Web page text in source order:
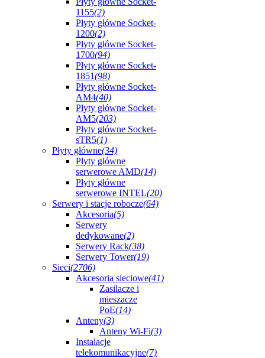
1155(2)
Płyty główne Socket-
1200(2)
Płyty główne Socket-
1700(94)
Płyty główne Socket-
1851(98)
Płyty główne Socket-
AM4(40)
Płyty główne Socket-
AM5(203)
Płyty główne Socket-
sTR5(1)
Płyty główne(34)
Płyty główne
serwerowe AMD(14)
Płyty główne
serwerowe INTEL(20)
Serwery i stacje robocze(64)
Akcesoria(5)
Serwery
dedykowane(2)
Serwery Rack(38)
Serwery Tower(19)
Sieci(2706)
Akcesoria sieciowe(41)
Zasilacze i
mieszacze
PoE(14)
Anteny(3)
Anteny Wi-Fi(3)
Instalacje
telekomunikacyjne(7)